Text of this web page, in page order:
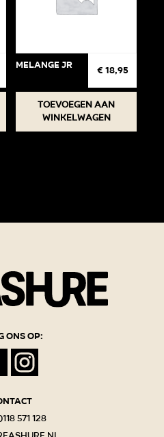
Melange jr € 18,95
Toevoegen aan
winkelwagen
ons op:
571 128